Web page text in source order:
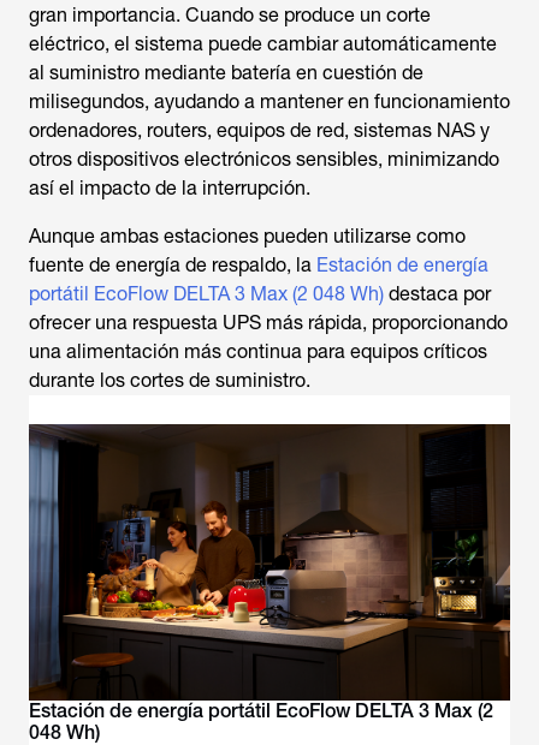
gran importancia. Cuando se produce un corte
eléctrico, el sistema puede cambiar automáticamente
al suministro mediante batería en cuestión de
milisegundos, ayudando a mantener en funcionamiento
ordenadores, routers, equipos de red, sistemas NAS y
otros dispositivos electrónicos sensibles, minimizando
así el impacto de la interrupción.
Aunque ambas estaciones pueden utilizarse como
fuente de energía de respaldo, la Estación de energía
portátil EcoFlow DELTA 3 Max (2 048 Wh) destaca por
ofrecer una respuesta UPS más rápida, proporcionando
una alimentación más continua para equipos críticos
durante los cortes de suministro.
Estación de energía portátil EcoFlow DELTA 3 Max (2
048 Wh)